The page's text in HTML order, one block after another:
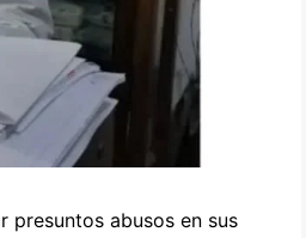
presuntos abusos en sus